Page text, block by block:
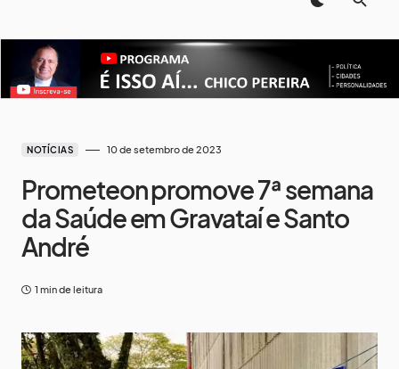
NOTÍCIAS 10 de setembro de 2023
Prometeon promove 7ª semana
da Saúde em Gravataí e Santo
André
1 min de leitura